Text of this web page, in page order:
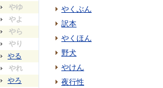
やゆ
やよ
やら
やり
やる
やれ
やろ
やくぶん
訳本
やくほん
野犬
やけん
夜行性